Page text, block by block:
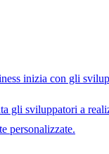
inizia con gli
gli sviluppatori a
personalizzate.